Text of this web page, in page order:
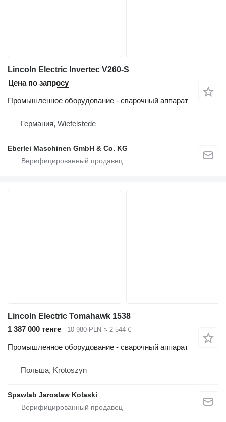
Lincoln Electric Invertec V260-S
Цена по запросу
Промышленное оборудование - сварочный аппарат
Германия, Wiefelstede
Eberlei Maschinen GmbH & Co. KG
Lincoln Electric Tomahawk 1538
1 387 000 тенге
10 980 PLN ≈ 2 544 €
Промышленное оборудование - сварочный аппарат
Польша, Krotoszyn
Spawlab Jaroslaw Kolaski